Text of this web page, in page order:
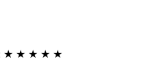
★ ★ ★ ★ ★